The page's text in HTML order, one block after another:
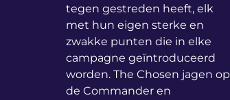
tegen gestreden heeft, elk
met hun eigen sterke en
zwakke punten die in elke
campagne geïntroduceerd
worden. The Chosen jagen op
de Commander en